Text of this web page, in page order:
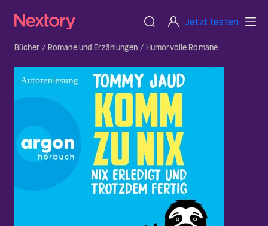
Jetzt testen
Bücher Romane und Erzählungen Humorvolle Romane